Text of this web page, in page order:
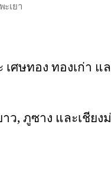
ะเยา
ศษทอง ทองเก่า แ
ว, ภูซาง และเชีย